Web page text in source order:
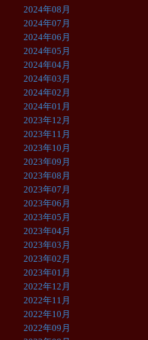
2024年08月
2024年07月
2024年06月
2024年05月
2024年04月
2024年03月
2024年02月
2024年01月
2023年12月
2023年11月
2023年10月
2023年09月
2023年08月
2023年07月
2023年06月
2023年05月
2023年04月
2023年03月
2023年02月
2023年01月
2022年12月
2022年11月
2022年10月
2022年09月